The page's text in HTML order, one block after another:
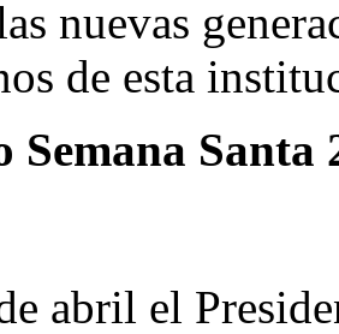
nuevas
de esta
Semana Santa
abril el